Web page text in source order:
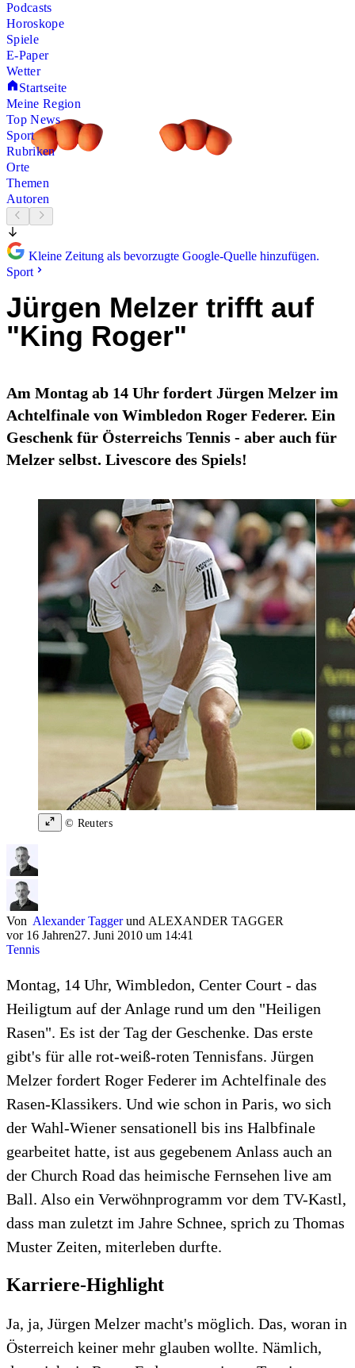
Podcasts
Horoskope
Spiele
E-Paper
Wetter
Startseite
Meine Region
Top News
Sport
Rubriken
Orte
Themen
Autoren
Kleine Zeitung als bevorzugte Google-Quelle hinzufügen.
Sport
Jürgen Melzer trifft auf
"King Roger"
Am Montag ab 14 Uhr fordert Jürgen Melzer im
Achtelfinale von Wimbledon Roger Federer. Ein
Geschenk für Österreichs Tennis - aber auch für
Melzer selbst. Livescore des Spiels!
© Reuters
Von Alexander Taggerund ALEXANDER TAGGER
vor 16 Jahren27. Juni 2010 um 14:41
Tennis
Montag, 14 Uhr, Wimbledon, Center Court - das
Heiligtum auf der Anlage rund um den "Heiligen
Rasen". Es ist der Tag der Geschenke. Das erste
gibt's für alle rot-weiß-roten Tennisfans. Jürgen
Melzer fordert Roger Federer im Achtelfinale des
Rasen-Klassikers. Und wie schon in Paris, wo sich
der Wahl-Wiener sensationell bis ins Halbfinale
gearbeitet hatte, ist aus gegebenem Anlass auch an
der Church Road das heimische Fernsehen live am
Ball. Also ein Verwöhnprogramm vor dem TV-Kastl,
dass man zuletzt im Jahre Schnee, sprich zu Thomas
Muster Zeiten, miterleben durfte.
Karriere-Highlight
Ja, ja, Jürgen Melzer macht's möglich. Das, woran in
Österreich keiner mehr glauben wollte. Nämlich,